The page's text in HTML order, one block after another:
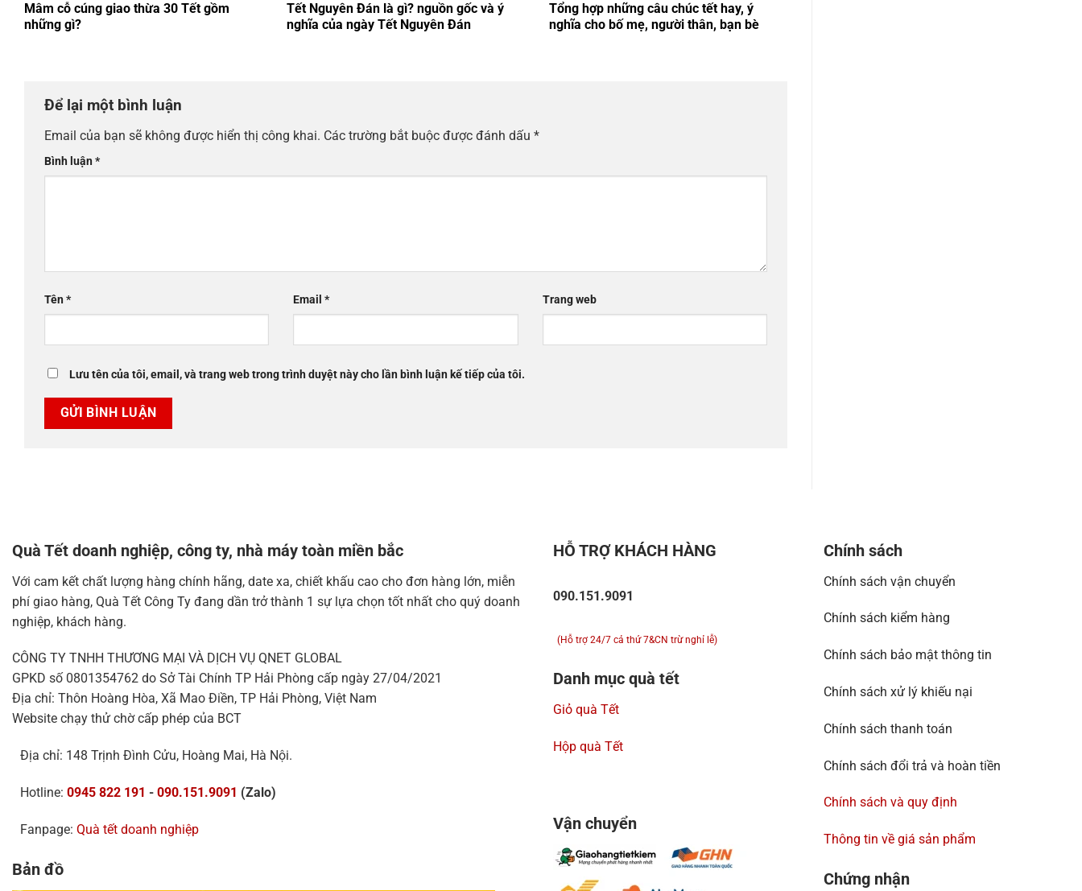
Mâm cỗ cúng giao thừa 30 Tết gồm
những gì?
Tết Nguyên Đán là gì? nguồn gốc và ý
nghĩa của ngày Tết Nguyên Đán
Tổng hợp những câu chúc tết hay, ý
nghĩa cho bố mẹ, người thân, bạn bè
Để lại một bình luận
Email của bạn sẽ không được hiển thị công khai. Các trường bắt buộc được đánh dấu *
Bình luận*
Tên* Email* Trang web
Lưu tên của tôi, email, và trang web trong trình duyệt này cho lần bình luận kế tiếp của tôi.
Quà Tết doanh nghiệp, công ty, nhà máy toàn miền bắc
Với cam kết chất lượng hàng chính hãng, date xa, chiết khấu cao cho đơn hàng lớn, miễn
phí giao hàng, Quà Tết Công Ty đang dần trở thành 1 sự lựa chọn tốt nhất cho quý doanh
nghiệp, khách hàng.
CÔNG TY TNHH THƯƠNG MẠI VÀ DỊCH VỤ QNET GLOBAL
GPKD số 0801354762 do Sở Tài Chính TP Hải Phòng cấp ngày 27/04/2021
Địa chỉ: Thôn Hoàng Hòa, Xã Mao Điền, TP Hải Phòng, Việt Nam
Website chạy thử chờ cấp phép của BCT
Địa chỉ: 148 Trịnh Đình Cửu, Hoàng Mai, Hà Nội.
Hotline: 0945 822 191 - 090.151.9091 (Zalo)
Fanpage: Quà tết doanh nghiệp
Bản đồ
HỖ TRỢ KHÁCH HÀNG
090.151.9091
(Hỗ trợ 24/7 cả thứ 7&CN trừ nghỉ lễ)
Danh mục quà tết
Giỏ quà Tết
Hộp quà Tết
Vận chuyển
Chính sách
Chính sách vận chuyển
Chính sách kiểm hàng
Chính sách bảo mật thông tin
Chính sách xử lý khiếu nại
Chính sách thanh toán
Chính sách đổi trả và hoàn tiền
Chính sách và quy định
Thông tin về giá sản phẩm
Chứng nhận